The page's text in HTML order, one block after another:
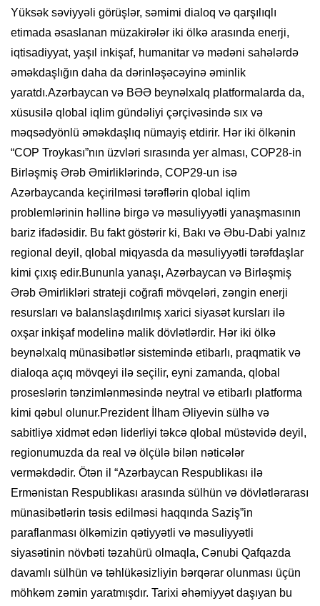
Yüksək səviyyəli görüşlər, səmimi dialoq və qarşılıqlı
etimada əsaslanan müzakirələr iki ölkə arasında enerji,
iqtisadiyyat, yaşıl inkişaf, humanitar və mədəni sahələrdə
əməkdaşlığın daha da dərinləşəcəyinə əminlik
yaratdı.Azərbaycan və BƏƏ beynəlxalq platformalarda da,
xüsusilə qlobal iqlim gündəliyi çərçivəsində sıx və
məqsədyönlü əməkdaşlıq nümayiş etdirir. Hər iki ölkənin
“COP Troykası”nın üzvləri sırasında yer alması, COP28-in
Birləşmiş Ərəb Əmirliklərində, COP29-un isə
Azərbaycanda keçirilməsi tərəflərin qlobal iqlim
problemlərinin həllinə birgə və məsuliyyətli yanaşmasının
bariz ifadəsidir. Bu fakt göstərir ki, Bakı və Əbu-Dabi yalnız
regional deyil, qlobal miqyasda da məsuliyyətli tərəfdaşlar
kimi çıxış edir.Bununla yanaşı, Azərbaycan və Birləşmiş
Ərəb Əmirlikləri strateji coğrafi mövqeləri, zəngin enerji
resursları və balanslaşdırılmış xarici siyasət kursları ilə
oxşar inkişaf modelinə malik dövlətlərdir. Hər iki ölkə
beynəlxalq münasibətlər sistemində etibarlı, praqmatik və
dialoqa açıq mövqeyi ilə seçilir, eyni zamanda, qlobal
proseslərin tənzimlənməsində neytral və etibarlı platforma
kimi qəbul olunur.Prezident İlham Əliyevin sülhə və
sabitliyə xidmət edən liderliyi təkcə qlobal müstəvidə deyil,
regionumuzda da real və ölçülə bilən nəticələr
verməkdədir. Ötən il “Azərbaycan Respublikası ilə
Ermənistan Respublikası arasında sülhün və dövlətlərarası
münasibətlərin təsis edilməsi haqqında Saziş”in
paraflanması ölkəmizin qətiyyətli və məsuliyyətli
siyasətinin növbəti təzahürü olmaqla, Cənubi Qafqazda
davamlı sülhün və təhlükəsizliyin bərqərar olunması üçün
möhkəm zəmin yaratmışdır. Tarixi əhəmiyyət daşıyan bu